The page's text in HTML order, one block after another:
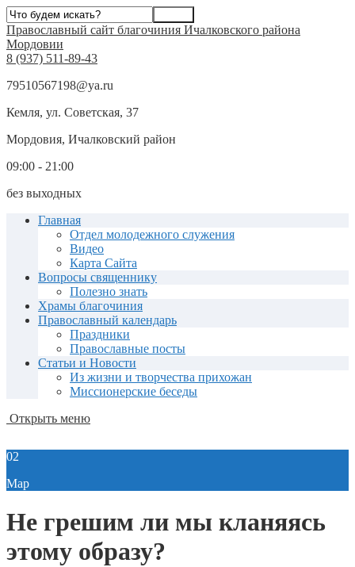
Православный сайт благочиния Ичалковского района
Мордовии
8 (937) 511-89-43
79510567198@ya.ru
Кемля, ул. Советская, 37
Мордовия, Ичалковский район
09:00 - 21:00
без выходных
Главная
Отдел молодежного служения
Видео
Карта Сайта
Вопросы священнику
Полезно знать
Храмы благочиния
Православный календарь
Праздники
Православные посты
Статьи и Новости
Из жизни и творчества прихожан
Миссионерские беседы
Открыть меню
02
Мар
Не грешим ли мы кланяясь
этому образу?